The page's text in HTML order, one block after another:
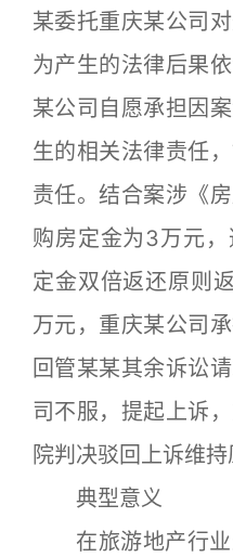
某委托重庆某公司
为产生的法律后果
某公司自愿承担因
生的相关法律责任
责任。结合案涉《
购房定金为3万元
定金双倍返还原则
万元，重庆某公司
回管某某其余诉讼
司不服，提起上诉
院判决驳回上诉维持
典型意义
在旅游地产行业